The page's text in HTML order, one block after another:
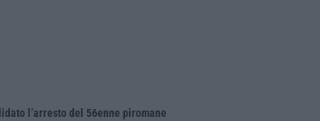
l’arresto del 56enne piromane